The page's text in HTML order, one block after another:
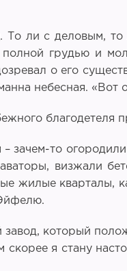
ли с деловым,
грудью и
о его
небесная. «Вот
благодетеля
зачем-то
визжали
жилые
который
я стану